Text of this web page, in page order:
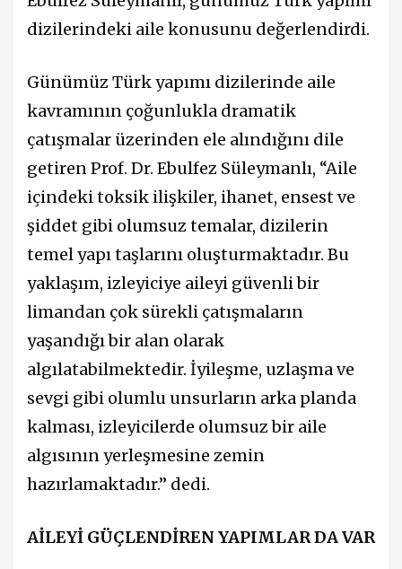
dizilerindeki aile konusunu değerlendirdi.
Günümüz Türk yapımı dizilerinde aile
kavramının çoğunlukla dramatik
çatışmalar üzerinden ele alındığını dile
getiren Prof. Dr. Ebulfez Süleymanlı, “Aile
içindeki toksik ilişkiler, ihanet, ensest ve
şiddet gibi olumsuz temalar, dizilerin
temel yapı taşlarını oluşturmaktadır. Bu
yaklaşım, izleyiciye aileyi güvenli bir
limandan çok sürekli çatışmaların
yaşandığı bir alan olarak
algılatabilmektedir. İyileşme, uzlaşma ve
sevgi gibi olumlu unsurların arka planda
kalması, izleyicilerde olumsuz bir aile
algısının yerleşmesine zemin
hazırlamaktadır.” dedi.
AİLEYİ GÜÇLENDİREN YAPIMLAR DA VAR